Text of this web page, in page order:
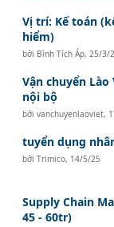
Vị trí: Kế toán
hiểm)
bởi Bình Tích Áp, 25/3/
Vận chuyển
nội bộ
bởivanchuyenlaoviet,
tuyển dụng
bởiTrimico, 14/5/25
Supply Chain
45 - 60tr)